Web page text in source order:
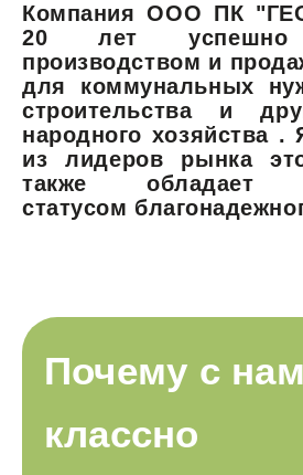
Компания ООО ПК
20 лет успешно
производством и
для коммунальных
строительства и
народного хозяйства .
из лидеров рынка
также обладает
статусом
Почему с
классно